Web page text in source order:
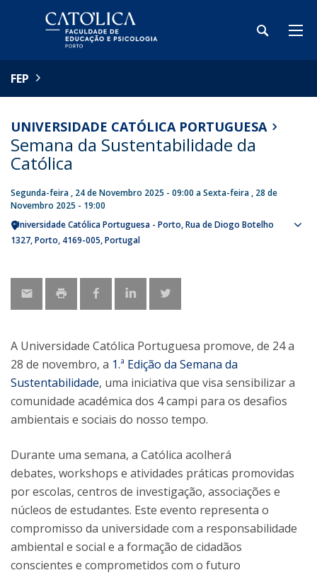
FEP
UNIVERSIDADE CATÓLICA PORTUGUESA
Semana da Sustentabilidade da
Católica
Segunda-feira , 24 de Novembro 2025 - 09:00 aSexta-feira , 28 de
Novembro 2025 - 19:00
Universidade Católica Portuguesa - Porto Rua de Diogo Botelho
1327 Porto 4169-005 Portugal
A Universidade Católica Portuguesa promove, de 24 a
28 de novembro, a 1.ª Edição da Semana da
Sustentabilidade, uma iniciativa que visa sensibilizar a
comunidade académica dos 4 campi para os desafios
ambientais e sociais do nosso tempo.
Durante uma semana, a Católica acolherá
debates, workshops e atividades práticas promovidas
por escolas, centros de investigação, associações e
núcleos de estudantes. Este evento representa o
compromisso da universidade com a responsabilidade
ambiental e social e a formação de cidadãos
conscientes e comprometidos com o futuro